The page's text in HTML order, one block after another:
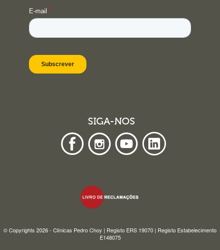
SIGA-NOS
© Copyrights 2026 - Clínicas Pedro Choy | Registo ERS 19070 | Registo Estabelecimento
E148075